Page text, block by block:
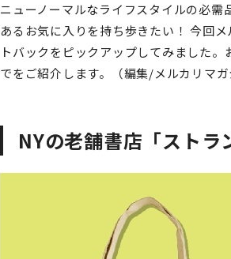
ニューノーマルなライフスタイルの必需
あるお気に入りを持ち歩きたい！ 今回
トバックをピックアップしてみました
でをご紹介します。（編集/メルカリマガ
NYの老舗書店「ストラ